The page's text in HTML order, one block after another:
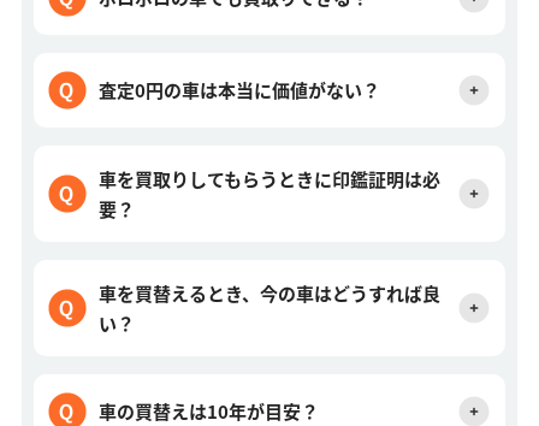
査定0円の車は本当に価値がない？
車を買取りしてもらうときに印鑑証明は必
要？
車を買替えるとき、今の車はどうすれば良
い？
車の買替えは10年が目安？